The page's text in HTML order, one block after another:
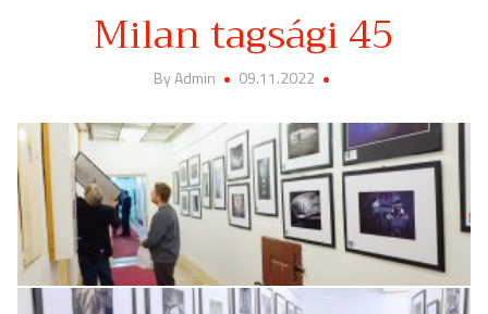
Milan tagsági 45
By Admin 09.11.2022